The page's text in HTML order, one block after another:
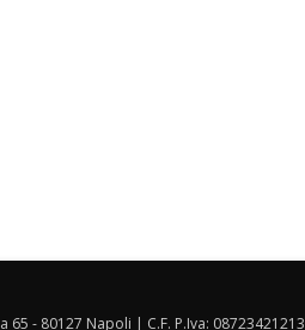
- 80127 Napoli | C.F. P.Iva: 08723421213